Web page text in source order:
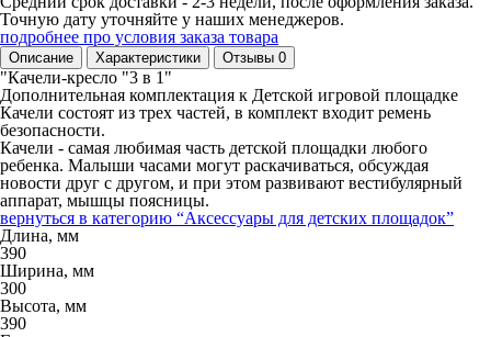
Точную дату уточняйте у наших менеджеров.
подробнее про условия заказа товара
Описание Характеристики Отзывы 0
"Качели-кресло "3 в 1"
Дополнительная комплектация к Детской игровой площадке
Качели состоят из трех частей, в комплект входит ремень
безопасности.
Качели - самая любимая часть детской площадки любого
ребенка. Малыши часами могут раскачиваться, обсуждая
новости друг с другом, и при этом развивают вестибулярный
аппарат, мышцы поясницы.
вернуться в категорию “Аксессуары для детских площадок”
Длина, мм
390
Ширина, мм
300
Высота, мм
390